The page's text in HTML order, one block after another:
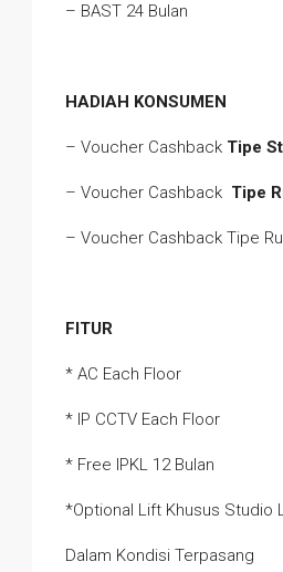
– BAST 24 Bulan
HADIAH KONSUMEN
– Voucher Cashback Tipe
– Voucher Cashback Tipe
– Voucher Cashback Tipe
FITUR
* AC Each Floor
* IP CCTV Each Floor
* Free IPKL 12 Bulan
*Optional Lift Khusus Studio
Dalam Kondisi Terpasang